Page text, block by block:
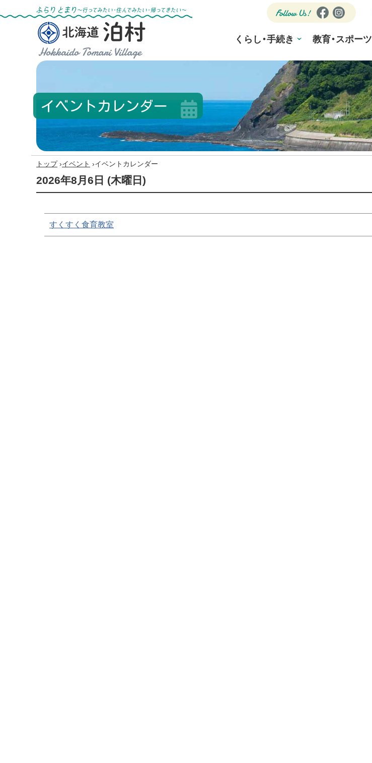
ふらりとまり～行ってみたい・住んでみた
い・帰ってきたい～
北海道 泊村
公式SNS
Follow
Us!
Fa
bo
ok
Ins
ra
くらし・手続き 教育・スポーツ
イベントカレンダー
トップ ›イベント ›イベントカレンダー
2026年8月6日 (木曜日)
すくすく食育教室